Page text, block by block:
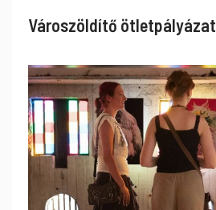
Városzöldítő ötletpályázat